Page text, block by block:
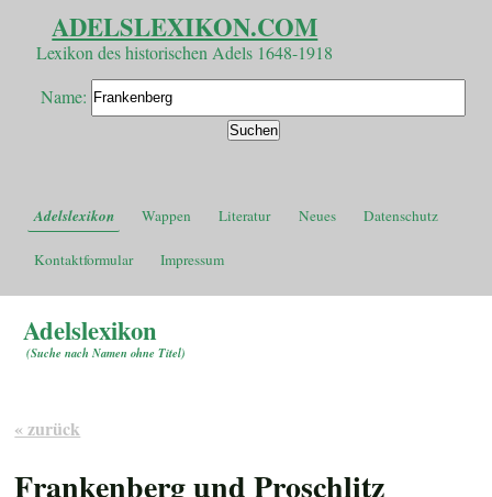
ADELSLEXIKON.COM
Lexikon des historischen Adels 1648-1918
Name:
Adelslexikon Wappen Literatur Neues Datenschutz
Kontaktformular Impressum
Adelslexikon
(Suche nach Namen ohne Titel)
« zurück
Frankenberg und Proschlitz